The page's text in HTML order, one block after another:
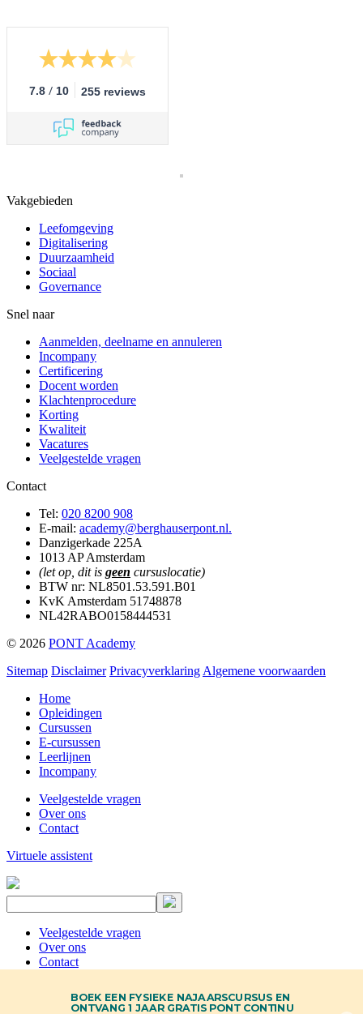
7.8 / 10 255 reviews
Vakgebieden
Leefomgeving
Digitalisering
Duurzaamheid
Sociaal
Governance
Snel naar
Aanmelden, deelname en annuleren
Incompany
Certificering
Docent worden
Klachtenprocedure
Korting
Kwaliteit
Vacatures
Veelgestelde vragen
Contact
Tel: 020 8200 908
E-mail: academy@berghauserpont.nl.
Danzigerkade 225A
1013 AP Amsterdam
(let op, dit is geen cursuslocatie)
BTW nr: NL8501.53.591.B01
KvK Amsterdam 51748878
NL42RABO0158444531
© 2026 PONT Academy
Sitemap Disclaimer Privacyverklaring Algemene voorwaarden
Home
Opleidingen
Cursussen
E-cursussen
Leerlijnen
Incompany
Veelgestelde vragen
Over ons
Contact
Virtuele assistent
Veelgestelde vragen
Over ons
Contact